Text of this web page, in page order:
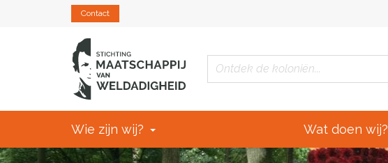
Contact
Wie zijn wij? Wat doen wij?